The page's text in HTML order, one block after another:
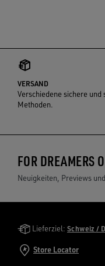
VERSAND
Verschiedene sichere und
Methoden.
FOR DREAMERS
Neuigkeiten, Previews
Golden Goose
Lieferziel:
Store Locator